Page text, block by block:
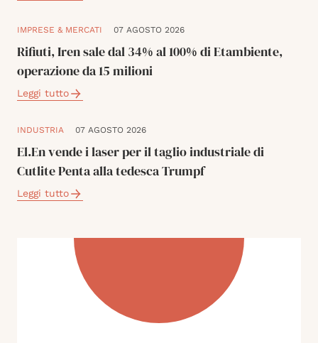
IMPRESE & MERCATI 07 AGOSTO 2026
Rifiuti, Iren sale dal 34% al 100% di Etambiente,
operazione da 15 milioni
Leggi tutto
INDUSTRIA 07 AGOSTO 2026
El.En vende i laser per il taglio industriale di
Cutlite Penta alla tedesca Trumpf
Leggi tutto